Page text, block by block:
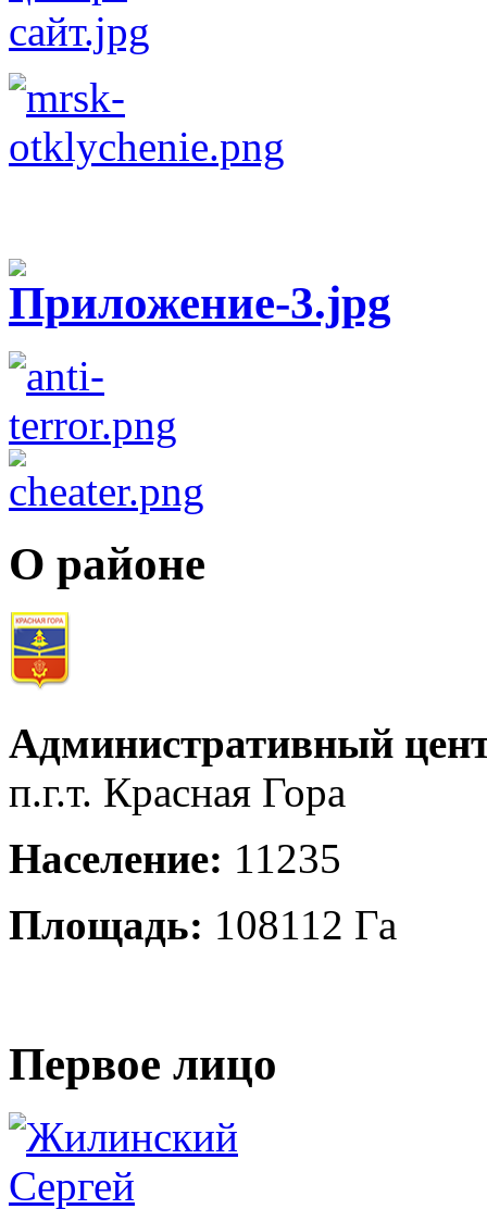
О районе
Административный
п.г.т. Красная Гора
Население: 11235
Площадь: 108112 Га
Первое лицо